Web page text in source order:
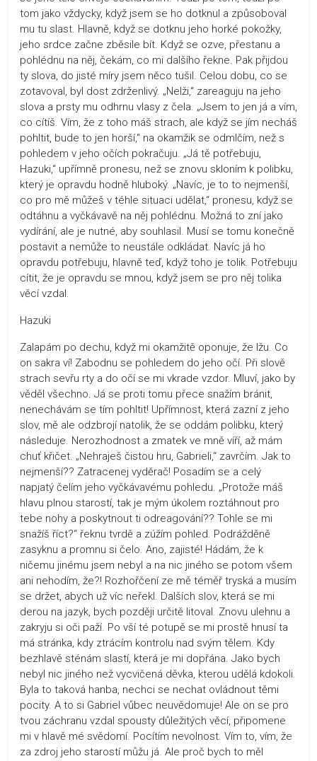
tom jako vždycky, když jsem se ho dotknul a způsoboval
mu tu slast. Hlavně, když se dotknu jeho horké pokožky,
jeho srdce začne zběsile bít. Když se ozve, přestanu a
pohlédnu na něj, čekám, co mi dalšího řekne. Pak přijdou
ty slova, do jisté míry jsem něco tušil. Celou dobu, co se
zotavoval, byl dost zdrženlivý. „Nelži,“ zareaguju na jeho
slova a prsty mu odhrnu vlasy z čela. „Jsem to jen já a vím,
co cítíš. Vím, že z toho máš strach, ale když se jím necháš
pohltit, bude to jen horší,“ na okamžik se odmlčím, než s
pohledem v jeho očích pokračuju. „Já tě potřebuju,
Hazuki,“ upřímně pronesu, než se znovu skloním k polibku,
který je opravdu hodně hluboký. „Navíc, je to to nejmenší,
co pro mě můžeš v téhle situaci udělat,“ pronesu, když se
odtáhnu a vyčkávavě na něj pohlédnu. Možná to zní jako
vydírání, ale je nutné, aby souhlasil. Musí se tomu konečně
postavit a nemůže to neustále odkládat. Navíc já ho
opravdu potřebuju, hlavně teď, když toho je tolik. Potřebuju
cítit, že je opravdu se mnou, když jsem se pro něj tolika
věcí vzdal.
Hazuki
Zalapám po dechu, když mi okamžitě oponuje, že lžu. Co
on sakra ví! Zabodnu se pohledem do jeho očí. Při slově
strach sevřu rty a do očí se mi vkrade vzdor. Mluví, jako by
věděl všechno. Já se proti tomu přece snažím bránit,
nenechávám se tím pohltit! Upřímnost, která zazní z jeho
slov, mě ale odzbrojí natolik, že se oddám polibku, který
následuje. Nerozhodnost a zmatek ve mně víří, až mám
chuť křičet. „Nehraješ čistou hru, Gabrieli,“ zavrčím. Jak to
nejmenší?? Zatracenej vyděrač! Posadím se a celý
napjatý čelím jeho vyčkávavému pohledu. „Protože máš
hlavu plnou starostí, tak je mým úkolem roztáhnout pro
tebe nohy a poskytnout ti odreagování?? Tohle se mi
snažíš říct?“ řeknu tvrdě a zúžím pohled. Podrážděně
zasyknu a promnu si čelo. Ano, zajisté! Hádám, že k
ničemu jinému jsem nebyl a na nic jiného se potom všem
ani nehodím, že?! Rozhořčení ze mě téměř tryská a musím
se držet, abych už víc neřekl. Dalších slov, která se mi
derou na jazyk, bych později určitě litoval. Znovu ulehnu a
zakryju si oči paží. Po vší té potupě se mi prostě hnusí ta
má stránka, kdy ztrácím kontrolu nad svým tělem. Kdy
bezhlavě sténám slastí, která je mi dopřána. Jako bych
nebyl nic jiného než vycvičená děvka, kterou udělá kdokoli.
Byla to taková hanba, nechci se nechat ovládnout těmi
pocity. A to si Gabriel vůbec neuvědomuje! Ale on se pro
tvou záchranu vzdal spousty důležitých věcí, připomene
mi v hlavě mé svědomí. Pocítím nevolnost. Vím to, vím, že
za zdroj jeho starostí můžu já. Ale proč bych to měl